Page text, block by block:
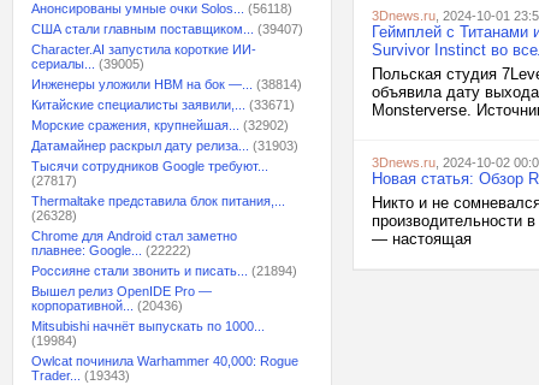
Анонсированы умные очки Solos...
(56118)
США стали главным поставщиком...
(39407)
Character.AI запустила короткие ИИ-
сериалы...
(39005)
Инженеры уложили HBM на бок —...
(38814)
Китайские специалисты заявили,...
(33671)
Морские сражения, крупнейшая...
(32902)
Датамайнер раскрыл дату релиза...
(31903)
Тысячи сотрудников Google требуют...
(27817)
Thermaltake представила блок питания,...
(26328)
Chrome для Android стал заметно
плавнее: Google...
(22222)
Россияне стали звонить и писать...
(21894)
Вышел релиз OpenIDE Pro —
корпоративной...
(20436)
Mitsubishi начнёт выпускать по 1000...
(19984)
Owlcat починила Warhammer 40,000: Rogue
Trader...
(19343)
3Dnews.ru , 2024-10-01
Геймплей с Титанами
Survivor Instinct во
Польская студия
объявила дату
Monsterverse.
3Dnews.ru , 2024-10-02
Новая статья: Обзор
Никто и не
производительности
— настоящая